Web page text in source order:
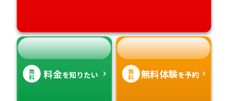
無
料 料金を知りたい 無
料 無料体験を予約